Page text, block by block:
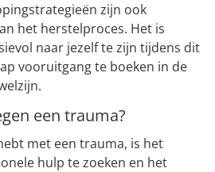
zijn ook
het herstelproces. Het is
naar jezelf te zijn tijdens dit
vooruitgang te boeken in de
een trauma?
met een trauma, is het
hulp te zoeken en het